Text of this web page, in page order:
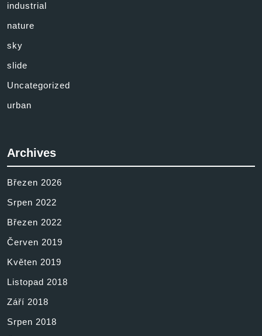
industrial
nature
sky
slide
Uncategorized
urban
Archives
Březen 2026
Srpen 2022
Březen 2022
Červen 2019
Květen 2019
Listopad 2018
Září 2018
Srpen 2018